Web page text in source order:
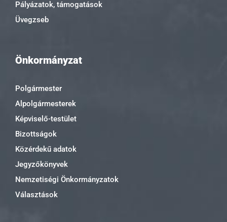
Pályázatok, támogatások
Üvegzseb
Önkormányzat
Polgármester
Alpolgármesterek
Képviselő-testület
Bizottságok
Közérdekű adatok
Jegyzőkönyvek
Nemzetiségi Önkormányzatok
Választások